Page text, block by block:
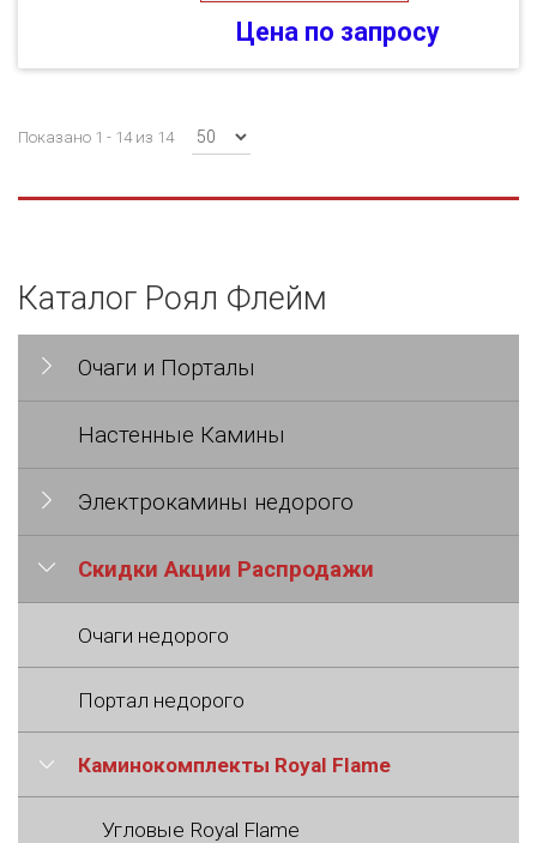
Цена по запросу
Показано 1 - 14 из 14
Каталог Роял Флейм
Очаги и Порталы
Настенные Камины
Электрокамины недорого
Скидки Акции Распродажи
Очаги недорого
Портал недорого
Каминокомплекты Royal Flame
Угловые Royal Flame